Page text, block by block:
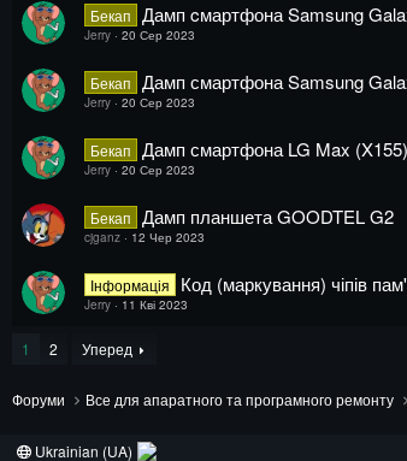
Бекап Дамп cмартфона Samsung
Jerry 20 Сер 2023
Бекап Дамп смартфона Samsung
Jerry 20 Сер 2023
Бекап Дамп смартфона LG Max (X155)
Jerry 20 Сер 2023
Бекап Дамп планшета GOODTEL G2
cjganz 12 Чер 2023
Інформація Код (маркування) чіпів
Jerry 11 Кві 2023
1 2 Уперед
Форуми Все для апаратного та програмного ремонту
Ukrainian (UA)